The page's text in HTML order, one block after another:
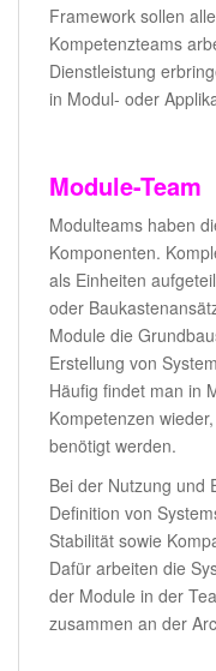
Framework sollen
Kompetenzteams
Dienstleistung
in Modul- oder
Module-Team
Modulteams haben
Komponenten.
als Einheiten
oder
Module die
Erstellung von
Häufig findet man in
Kompetenzen
benötigt werden.
Bei der Nutzung und
Definition von
Stabilität sowie
Dafür arbeiten die
der Module in der
zusammen an der